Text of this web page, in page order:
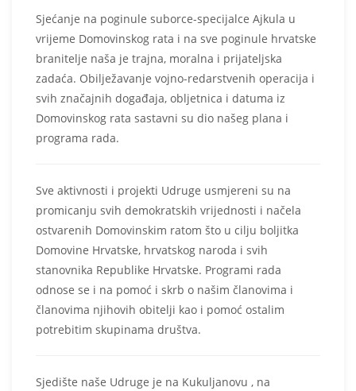
Sjećanje na poginule suborce-specijalce Ajkula u
vrijeme Domovinskog rata i na sve poginule hrvatske
branitelje naša je trajna, moralna i prijateljska
zadaća. Obilježavanje vojno-redarstvenih operacija i
svih značajnih događaja, obljetnica i datuma iz
Domovinskog rata sastavni su dio našeg plana i
programa rada.
Sve aktivnosti i projekti Udruge usmjereni su na
promicanju svih demokratskih vrijednosti i načela
ostvarenih Domovinskim ratom što u cilju boljitka
Domovine Hrvatske, hrvatskog naroda i svih
stanovnika Republike Hrvatske. Programi rada
odnose se i na pomoć i skrb o našim članovima i
članovima njihovih obitelji kao i pomoć ostalim
potrebitim skupinama društva.
Sjedište naše Udruge je na Kukuljanovu , na